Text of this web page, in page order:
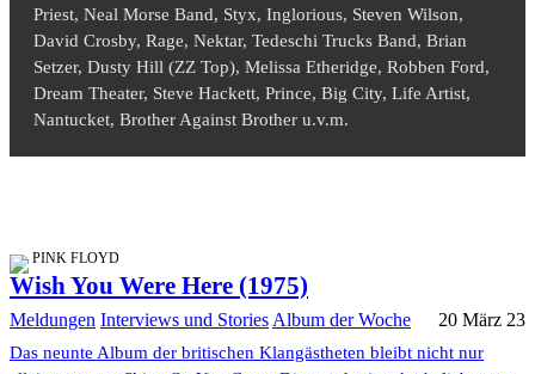
Priest, Neal Morse Band, Styx, Inglorious, Steven Wilson,
David Crosby, Rage, Nektar, Tedeschi Trucks Band, Brian
Setzer, Dusty Hill (ZZ Top), Melissa Etheridge, Robben Ford,
Dream Theater, Steve Hackett, Prince, Big City, Life Artist,
Nantucket, Brother Against Brother u.v.m.
PINK FLOYD
Wish You Were Here (1975)
Meldungen Interviews und StoriesAlbum der Woche 20 März 23
Das neunte Album der britischen Klangästheten bleibt nicht nur